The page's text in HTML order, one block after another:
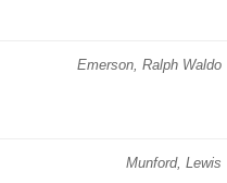
Emerson, Ralph Waldo
Munford, Lewis